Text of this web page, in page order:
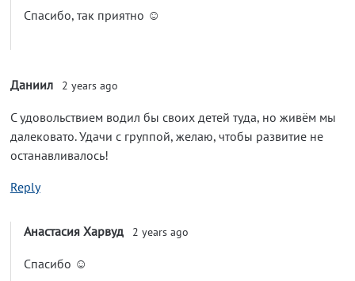
Спасибо, так приятно ☺️
Даниил 2 years ago
С удовольствием водил бы своих детей туда, но живём мы
далековато. Удачи с группой, желаю, чтобы развитие не
останавливалось!
Reply
Анастасия Харвуд 2 years ago
Спасибо ☺️